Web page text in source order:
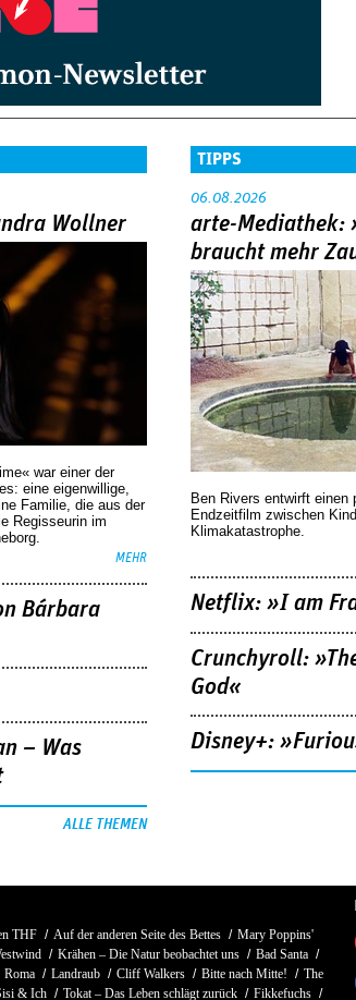
Wollner
war einer der
eine eigenwillige,
­Familie, die aus der
Regisseurin im
MEHR
Bárbara
– Was
ALLE THEMEN
TIPPS
06.08.2026
arte-Mediathek:
braucht mehr
Ben Rivers entwirft einen
Endzeitfilm zwischen
Klimakatastrophe.
Netflix: »I am
Crunchyroll:
God«
Disney+:
THF Auf der anderen Seite des Bettes
Mary Poppins'
Krähen – Die Natur beobachtet uns
Bad Santa
Roma Landraub Cliff Walkers Bitte nach Mitte!
The
& Ich Tokat – Das Leben schlägt zurück Fikkefuchs